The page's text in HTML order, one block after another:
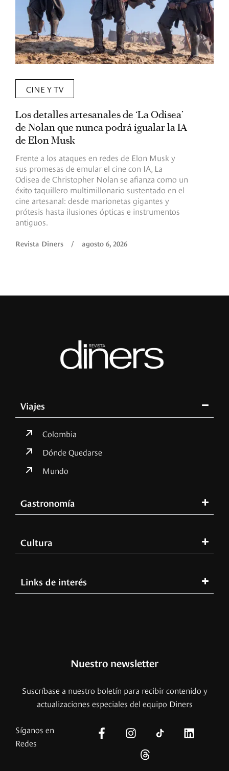
CINE Y TV
Los detalles artesanales de ‘La Odisea’
de Nolan que nunca podrá igualar la IA
de Elon Musk
Frente a los ataques en redes de Elon Musk y
sus promesas de emular el cine con IA, La
Odisea de Christopher Nolan se afianza como un
éxito taquillero multimillonario sustentado en el
cine artesanal: desde marionetas gigantes y
prótesis hasta ilusiones ópticas e instrumentos
antiguos.
Revista Diners / agosto 6, 2026
Viajes
Colombia
Dónde Quedarse
Mundo
Gastronomía
Cultura
Links de interés
Nuestro newsletter
Suscríbase a nuestro boletín para recibir contenido y
actualizaciones especiales del equipo Diners
Síganos en
Redes